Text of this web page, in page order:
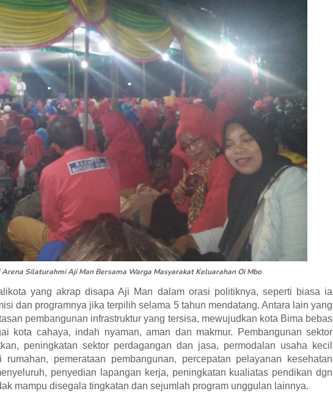
Arena Silaturahmi Aji Man Bersama Warga Masyarakat Keluarahan Oi Mbo
yang akrap disapa Aji Man dalam orasi politiknya, seperti biasa ia
dan programnya jika terpilih selama 5 tahun mendatang. Antara lain yang
pembangunan infrastruktur yang tersisa, mewujudkan kota Bima bebas
kota cahaya, indah nyaman, aman dan makmur. Pembangunan sektor
peningkatan sektor perdagangan dan jasa, permodalan usaha kecil
rumahan, pemerataan pembangunan, percepatan pelayanan kesehatan
penyedian lapangan kerja, peningkatan kualiatas pendikan dgn
mampu disegala tingkatan dan sejumlah program unggulan lainnya.